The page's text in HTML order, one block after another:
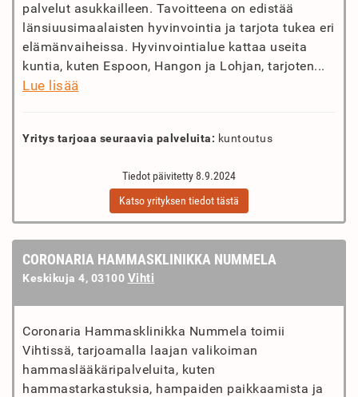
palvelut asukkailleen. Tavoitteena on edistää
länsiuusimaalaisten hyvinvointia ja tarjota tukea eri
elämänvaiheissa. Hyvinvointialue kattaa useita
kuntia, kuten Espoon, Hangon ja Lohjan, tarjoten...
Lue lisää
Yritys tarjoaa seuraavia palveluita: kuntoutus
Tiedot päivitetty 8.9.2024
Katso yrityksen tiedot tästä
CORONARIA HAMMASKLINIKKA NUMMELA
Keskikuja 4, 03100 Vihti
Coronaria Hammasklinikka Nummela toimii
Vihtissä, tarjoamalla laajan valikoiman
hammaslääkäripalveluita, kuten
hammastarkastuksia, hampaiden paikkaamista ja